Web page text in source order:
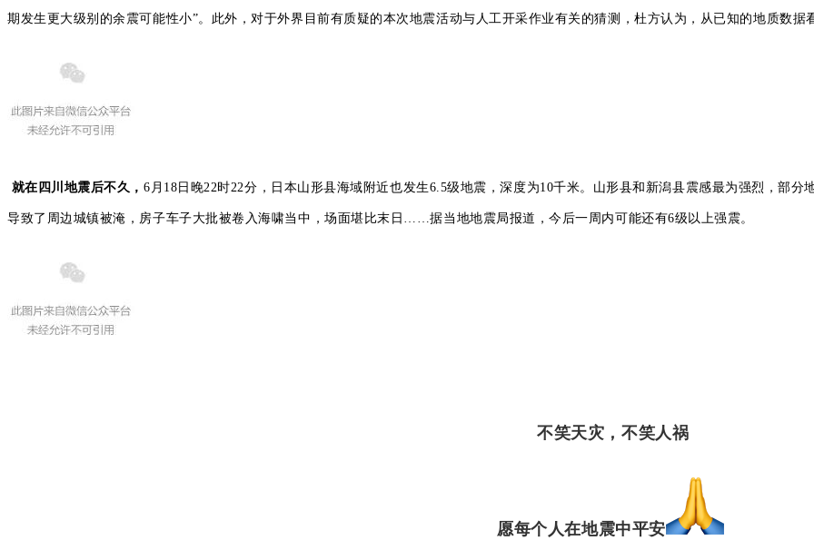
期发生更大级别的余震可能性小”。此外，对于外界目前有质疑的本次地震活动与人工开采作业有关的猜测，杜方认为，从已知的地质数据
就在四川地震后不久 ， 6月18日晚22时22分 ， 日本山形县海域附近也发生6.5级地震，深度为10千米。山形县和新潟县震感最为强烈，部
导致了周边 城镇被淹，房子车子大批被卷入海啸当中，场面堪比末日……据当地地震局报道，今后一周内可能还有6级以上强震。
不笑天灾，不笑人祸
愿每个人在地震中平安